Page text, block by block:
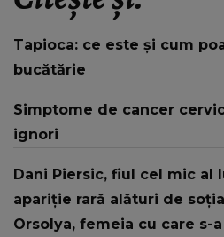
Tapioca: ce este și cum
bucătărie
Simptome de cancer
ignori
Dani Piersic, fiul cel mic al
apariție rară alături de
Orsolya, femeia cu care s-